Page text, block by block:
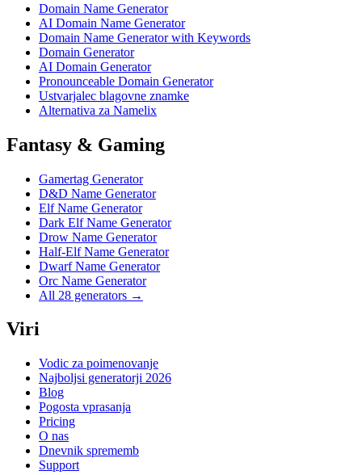
Domain Name Generator
AI Domain Name Generator
Domain Name Generator with Keywords
Domain Generator
AI Domain Generator
Pronounceable Domain Generator
Ustvarjalec blagovne znamke
Alternativa za Namelix
Fantasy & Gaming
Gamertag Generator
D&D Name Generator
Elf Name Generator
Dark Elf Name Generator
Drow Name Generator
Half-Elf Name Generator
Dwarf Name Generator
Orc Name Generator
All 28 generators →
Viri
Vodic za poimenovanje
Najboljsi generatorji 2026
Blog
Pogosta vprasanja
Pricing
O nas
Dnevnik sprememb
Support